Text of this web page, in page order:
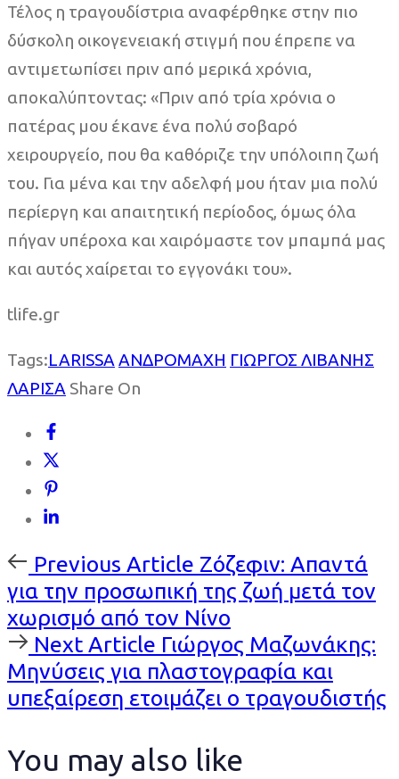
Τέλος η τραγουδίστρια αναφέρθηκε στην πιο
δύσκολη οικογενειακή στιγμή που έπρεπε να
αντιμετωπίσει πριν από μερικά χρόνια,
αποκαλύπτοντας: «Πριν από τρία χρόνια ο
πατέρας μου έκανε ένα πολύ σοβαρό
χειρουργείο, που θα καθόριζε την υπόλοιπη ζωή
του. Για μένα και την αδελφή μου ήταν μια πολύ
περίεργη και απαιτητική περίοδος, όμως όλα
πήγαν υπέροχα και χαιρόμαστε τον μπαμπά μας
και αυτός χαίρεται το εγγονάκι του».
tlife.gr
Tags:LARISSA ΑΝΔΡΟΜΑΧΗ ΓΙΩΡΓΟΣ ΛΙΒΑΝΗΣ
ΛΑΡΙΣΑ Share On
Previous
Article
Previous Article Ζόζεφιν: Απαντά
για την προσωπική της ζωή μετά τον
χωρισμό από τον Νίνο
Next
Article
Next Article Γιώργος Μαζωνάκης:
Μηνύσεις για πλαστογραφία και
υπεξαίρεση ετοιμάζει ο τραγουδιστής
You may also like